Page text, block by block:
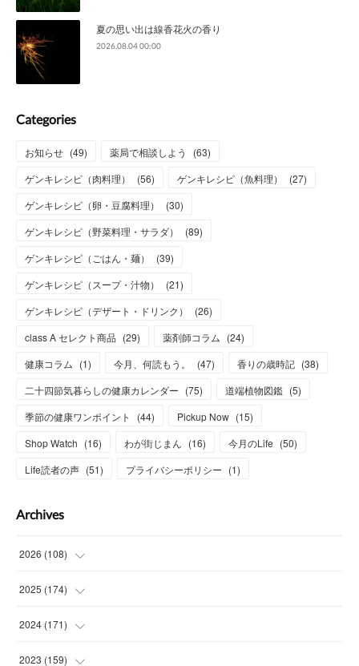
夏の思い出は線香花火の香り
2026.08.04 00:00
Categories
お知らせ (49) 薬局で相談しよう (63)
ゲンキレシピ（肉料理）
(56) ゲンキレシピ（魚料理） (27)
ゲンキレシピ（卵・豆腐料理）
(30)
ゲンキレシピ（野菜料理・サラダ）
(89)
ゲンキレシピ（ごはん・麺）
(39)
ゲンキレシピ（スープ・汁物）
(21)
ゲンキレシピ（デザート・ドリンク）
(26)
class A セレクト商品 (29) 薬剤師コラム (24)
健康コラム (1) 今月、何読もう。 (47) 香りの歳時記 (38)
二十四節気暮らしの健康カレンダー (75) 道端植物図鑑 (5)
季節の健康ワンポイント
(44) Pickup Now (15)
Shop Watch (16) わが街じまん (16) 今月のLife (50)
Life読者の声 (51) プライバシーポリシー (1)
Archives
2026 (108)
(6)
(15
(15
2025 (174)
(14
(14
2024 (171)
(13
2023 (159)